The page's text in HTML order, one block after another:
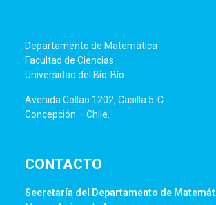
Departamento de Matemática
Facultad de Ciencias
Universidad del Bío-Bío
Avenida Collao 1202, Casilla 5-C
Concepción – Chile.
CONTACTO
Secretaría del Departamento de